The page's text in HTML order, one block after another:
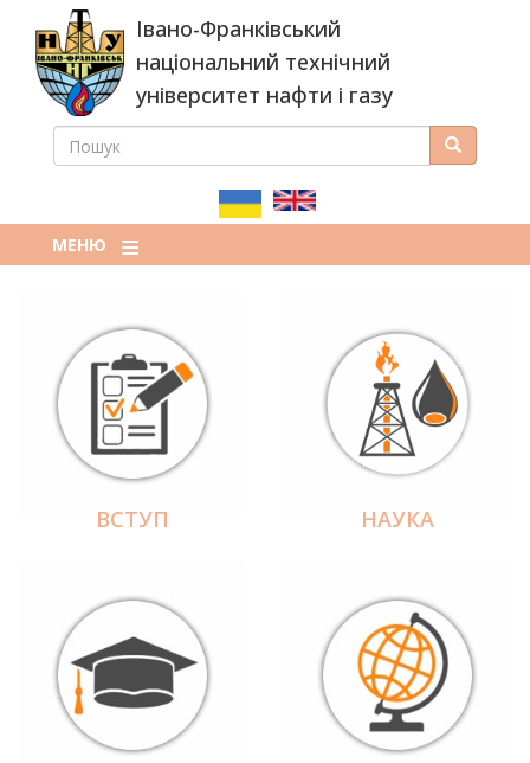
основного
вмісту
Івано-Франківський
національний технічний
університет нафти і газу
ПОШУКОВА
ПОШУК Пошук
МЕНЮ
ВСТУП НАУКА